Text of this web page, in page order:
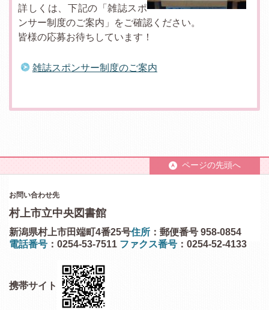
詳しくは、下記の「雑誌スポ
ンサー制度のご案内」をご確認ください。
皆様の応募お待ちしています！
雑誌スポンサー制度のご案内
ページの先頭へ
お問い合わせ先
村上市立中央図書館
住所 ：郵便番号 958-0854
新潟県村上市田端町4番25号
電話番号 ：0254-53-7511 ファクス番号 ：0254-52-4133
携帯サイト